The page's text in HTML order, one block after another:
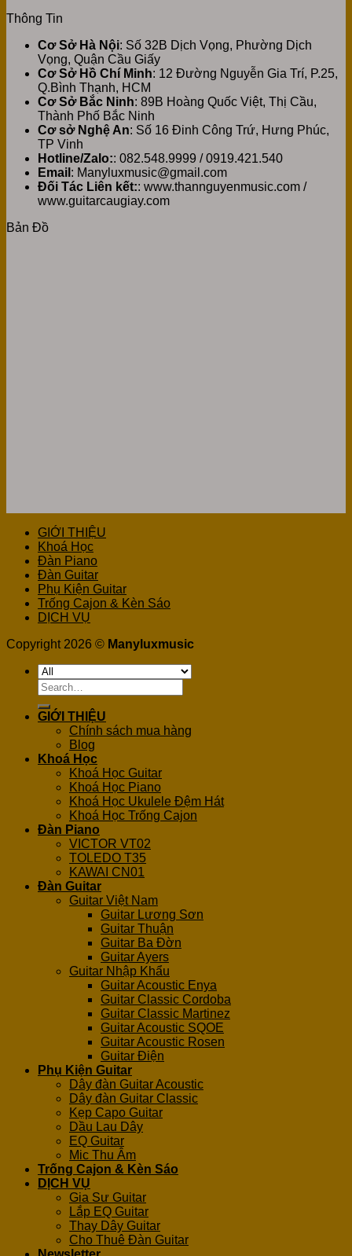
Thông Tin
Cơ Sở Hà Nội: Số 32B Dịch Vọng, Phường Dịch
Vọng, Quận Cầu Giấy
Cơ Sở Hồ Chí Minh: 12 Đường Nguyễn Gia Trí, P.25,
Q.Bình Thạnh, HCM
Cơ Sở Bắc Ninh: 89B Hoàng Quốc Việt, Thị Cầu,
Thành Phố Bắc Ninh
Cơ sở Nghệ An: Số 16 Đinh Công Trứ, Hưng Phúc,
TP Vinh
Hotline/Zalo:: 082.548.9999 / 0919.421.540
Email : Manyluxmusic@gmail.com
Đối Tác Liên kết:: www.thannguyenmusic.com /
www.guitarcaugiay.com
Bản Đồ
GIỚI THIỆU
Khoá Học
Đàn Piano
Đàn Guitar
Phụ Kiện Guitar
Trống Cajon & Kèn Sáo
DỊCH VỤ
Copyright 2026 © Manyluxmusic
Search
for:
GIỚI THIỆU
Chính sách mua hàng
Blog
Khoá Học
Khoá Học Guitar
Khoá Học Piano
Khoá Học Ukulele Đệm Hát
Khoá Học Trống Cajon
Đàn Piano
VICTOR VT02
TOLEDO T35
KAWAI CN01
Đàn Guitar
Guitar Việt Nam
Guitar Lương Sơn
Guitar Thuận
Guitar Ba Đờn
Guitar Ayers
Guitar Nhập Khẩu
Guitar Acoustic Enya
Guitar Classic Cordoba
Guitar Classic Martinez
Guitar Acoustic SQOE
Guitar Acoustic Rosen
Guitar Điện
Phụ Kiện Guitar
Dây đàn Guitar Acoustic
Dây đàn Guitar Classic
Kẹp Capo Guitar
Dầu Lau Dây
EQ Guitar
Mic Thu Âm
Trống Cajon & Kèn Sáo
DỊCH VỤ
Gia Sư Guitar
Lắp EQ Guitar
Thay Dây Guitar
Cho Thuê Đàn Guitar